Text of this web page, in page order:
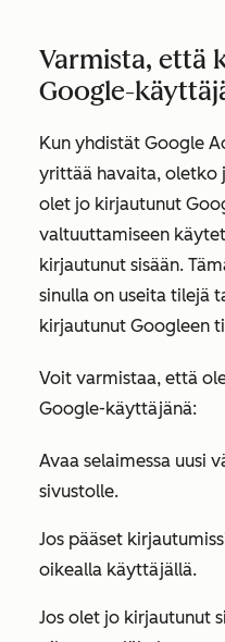
Varmista, että
Google-
Kun yhdistät Google
yrittää havaita, oletko
olet jo kirjautunut
valtuuttamiseen
kirjautunut sisään.
sinulla on useita tilejä
kirjautunut Googleen
Voit varmistaa, että
Google-käyttäjänä:
Avaa selaimessa uusi
sivustolle.
Jos pääset
oikealla käyttäjällä.
Jos olet jo kirjautunut